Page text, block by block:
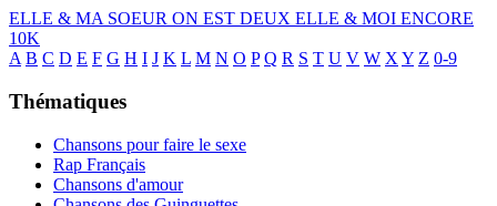
ELLE & MA SOEUR ON EST DEUX ELLE & MOI ENCORE
10K
A B C D E F G H I J K L M N O P Q R S T U V W X Y Z 0-9
Thématiques
Chansons pour faire le sexe
Rap Français
Chansons d'amour